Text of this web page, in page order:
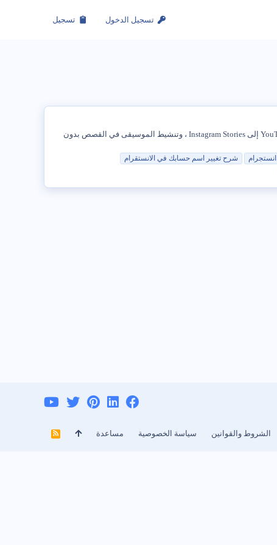
تسجيل الدخول تسجيل
تحتوي الشبكات الاجتماعية على مجموعة متنوعة من الأدوات التي تسمح باستخدام أقل روتينية. بعضها، تحميل ومشاركة مقطع فيديو على YouTube إلى Instagram Stories ، وتنشيط الموسيقى في القصص بدون
انستجرام شرح تغيير اسم حسابك في الانستقرام
الشروط والقوانين سياسة الخصوصية مساعدة
R